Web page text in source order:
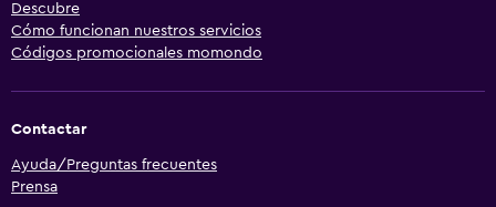
Descubre
Cómo funcionan nuestros servicios
Códigos promocionales momondo
Contactar
Ayuda/Preguntas frecuentes
Prensa